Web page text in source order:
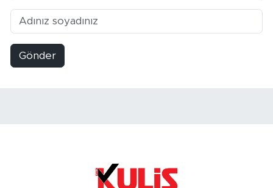
Gönder